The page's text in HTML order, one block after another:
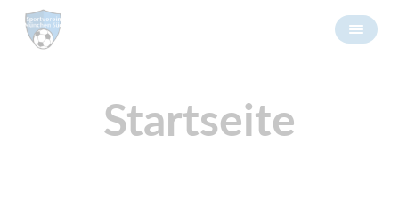
Startseite